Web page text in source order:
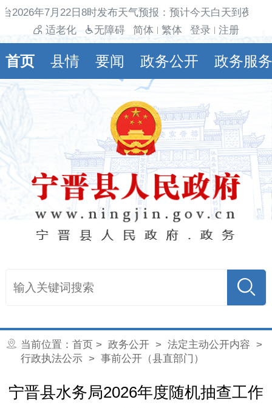
2026年7月22日8时发布天气预报：预计今天白天到夜间
适老化
无障碍 简体 繁体 登录 注册
首页 县情 要闻 政务公开 政务服务
当前位置： 首页 > 政务公开> 法定主动公开内容 >
行政执法公示> 事前公开（县直部门）
宁晋县水务局2026年度随机抽查工作